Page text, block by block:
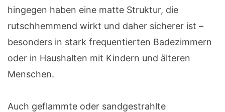
hingegen haben eine matte Struktur, die
rutschhemmend wirkt und daher sicherer ist –
besonders in stark frequentierten Badezimmern
oder in Haushalten mit Kindern und älteren
Menschen.
Auch geflammte oder sandgestrahlte